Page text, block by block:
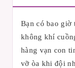
Bạn có bao giờ
không khí
hàng vạn con
vỡ òa khi đội